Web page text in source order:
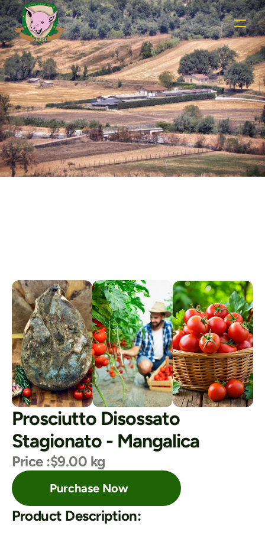
Shop Details
Securely Checkout and Enjoy Farm Fresh
Deliveries
Prosciutto Disossato
Stagionato - Mangalica
Price :$9.00 kg
Purchase Now
Product Description: